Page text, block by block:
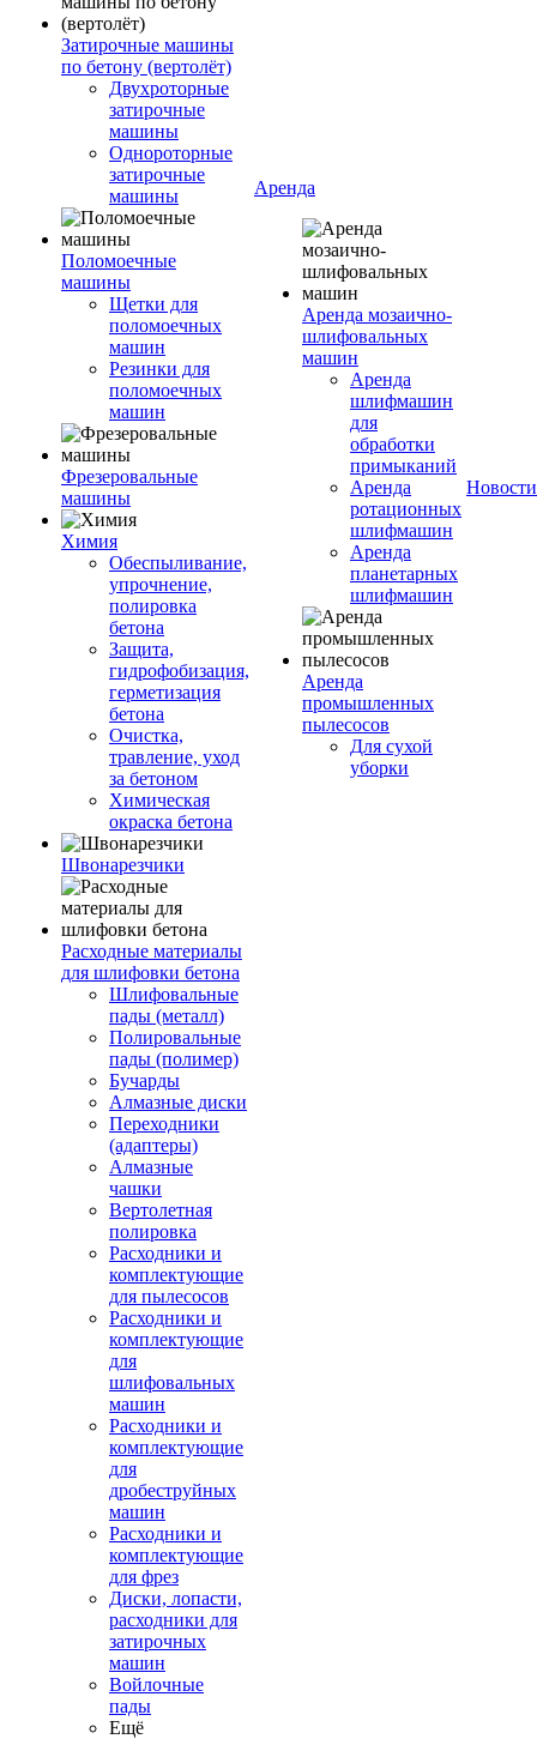
Затирочные машины
по бетону (вертолёт)
Двухроторные
затирочные
машины
Однороторные
затирочные
машины
Поломоечные
машины
Щетки для
поломоечных
машин
Резинки для
поломоечных
машин
Фрезеровальные
машины
Химия
Обеспыливание,
упрочнение,
полировка
бетона
Защита,
гидрофобизация,
герметизация
бетона
Очистка,
травление, уход
за бетоном
Химическая
окраска бетона
Швонарезчики
Расходные материалы
для шлифовки бетона
Шлифовальные
пады (металл)
Полировальные
пады (полимер)
Бучарды
Алмазные диски
Переходники
(адаптеры)
Алмазные
чашки
Вертолетная
полировка
Расходники и
комплектующие
для пылесосов
Расходники и
комплектующие
для
шлифовальных
машин
Расходники и
комплектующие
для
дробеструйных
машин
Расходники и
комплектующие
для фрез
Диски, лопасти,
расходники для
затирочных
машин
Войлочные
пады
Ещё
Аренда
Аренда мозаично-
шлифовальных
машин
Аренда
шлифмашин
для
обработки
примыканий
Аренда
ротационных
шлифмашин
Аренда
планетарных
шлифмашин
Аренда
промышленных
пылесосов
Для сухой
уборки
Новости